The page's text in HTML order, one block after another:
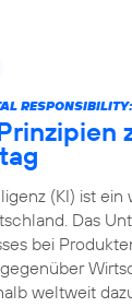
RESPONSIBILITY:
(KI) ist
Das
bei
weltweit